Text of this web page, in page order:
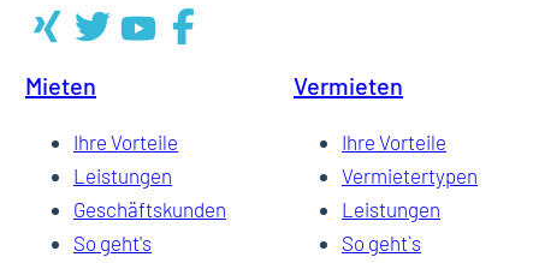
Mieten
Ihre Vorteile
Leistungen
Geschäftskunden
So geht's
Vermieten
Ihre Vorteile
Vermietertypen
Leistungen
So geht`s